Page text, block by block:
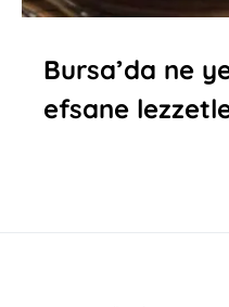
Bursa’da ne
efsane